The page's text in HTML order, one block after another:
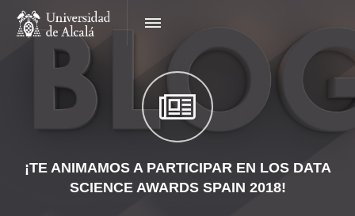
¡TE ANIMAMOS A PARTICIPAR EN LOS DATA
SCIENCE AWARDS SPAIN 2018!